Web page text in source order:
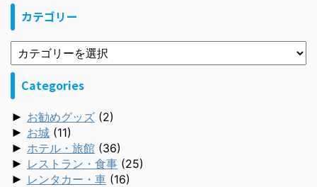
カテゴリー
Categories
► お勧めグッズ (2)
► お城 (11)
► ホテル・旅館 (36)
► レストラン・食事 (25)
► レンタカー・車 (16)